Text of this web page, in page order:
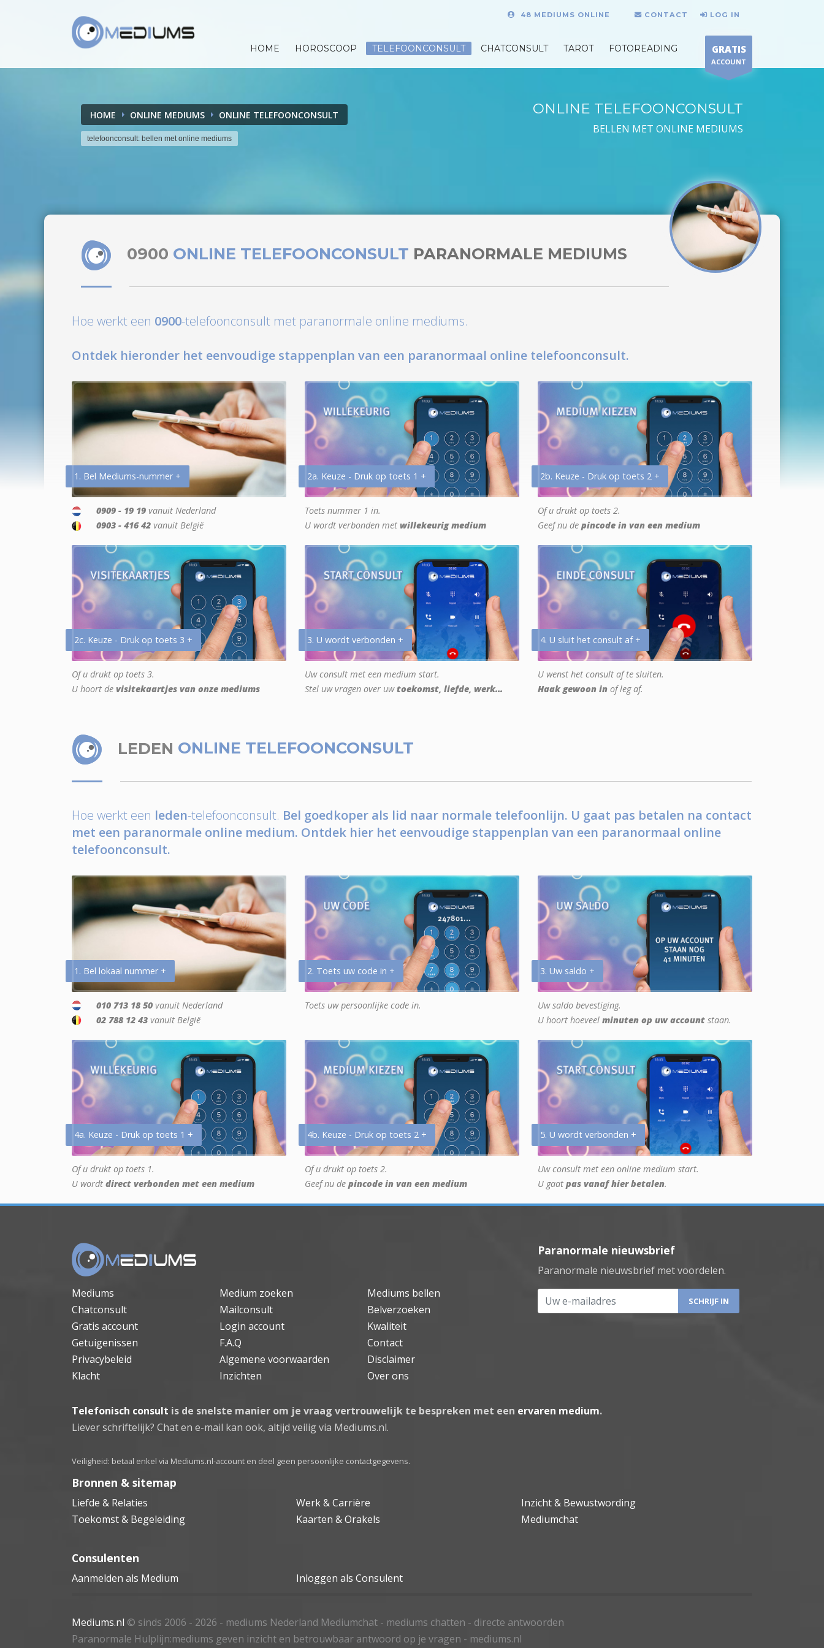
48 MEDIUMS ONLINE CONTACT LOG IN
HOME HOROSCOOP TELEFOONCONSULT CHATCONSULT TAROT FOTOREADING GRATIS
ACCOUNT
HOME ONLINE MEDIUMS ONLINE TELEFOONCONSULT
telefoonconsult: bellen met online mediums
ONLINE TELEFOONCONSULT
BELLEN MET ONLINE MEDIUMS
0900 ONLINE TELEFOONCONSULT PARANORMALE MEDIUMS
Hoe werkt een 0900-telefoonconsult met paranormale online mediums.
Ontdek hieronder het eenvoudige stappenplan van een paranormaal online telefoonconsult.
1. Bel Mediums-nummer +
0909 - 19 19 vanuit Nederland
0903 - 416 42 vanuit België
2a. Keuze - Druk op toets 1 +
Toets nummer 1 in.
U wordt verbonden met willekeurig medium
2b. Keuze - Druk op toets 2 +
Of u drukt op toets 2.
Geef nu de pincode in van een medium
2c. Keuze - Druk op toets 3 +
Of u drukt op toets 3.
U hoort de visitekaartjes van onze mediums
3. U wordt verbonden +
Uw consult met een medium start.
Stel uw vragen over uwtoekomst, liefde, werk...
4. U sluit het consult af +
U wenst het consult af te sluiten.
Haak gewoon in of leg af.
LEDEN ONLINE TELEFOONCONSULT
Hoe werkt een leden-telefoonconsult. Bel goedkoper als lid naar normale telefoonlijn. U gaat pas betalen na contact
met een paranormale online medium. Ontdek hier het eenvoudige stappenplan van een paranormaal online
telefoonconsult.
1. Bel lokaal nummer +
010 713 18 50 vanuit Nederland
02 788 12 43 vanuit België
2. Toets uw code in +
Toets uw persoonlijke code in.
3. Uw saldo +
Uw saldo bevestiging.
U hoort hoeveel minuten op uw account staan.
4a. Keuze - Druk op toets 1 +
Of u drukt op toets 1.
U wordt direct verbonden met een medium
4b. Keuze - Druk op toets 2 +
Of u drukt op toets 2.
Geef nu de pincode in van een medium
5. U wordt verbonden +
Uw consult met een online medium start.
U gaat pas vanaf hier betalen.
Mediums Medium zoeken
Mediums bellen
Chatconsult
Mailconsult
Belverzoeken
Gratis account
Login account
Kwaliteit
Getuigenissen
F.A.Q
Contact
Privacybeleid
Algemene voorwaarden
Disclaimer
Klacht
Inzichten Over ons
Paranormale nieuwsbrief
Paranormale nieuwsbrief met voordelen.
Uw e-mailadres
Telefonisch consult is de snelste manier om je vraag vertrouwelijk te bespreken met een ervaren medium.
Liever schriftelijk? Chat en e-mail kan ook, altijd veilig via Mediums.nl.
Veiligheid: betaal enkel via Mediums.nl-account en deel geen persoonlijke contactgegevens.
Bronnen & sitemap
Liefde & Relaties Werk & Carrière
Inzicht & Bewustwording
Toekomst & Begeleiding
Kaarten & Orakels Mediumchat
Consulenten
Aanmelden als Medium Inloggen als Consulent
Mediums.nl © sinds 2006 - 2026 - mediums Nederland Mediumchat - mediums chatten - directe antwoorden
Paranormale Hulplijn:mediums geven inzicht en betrouwbaar antwoord op je vragen - mediums.nl